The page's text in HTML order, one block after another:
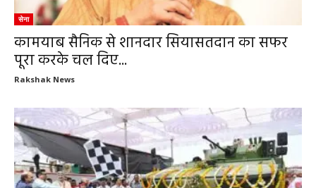
सेना
कामयाब सैनिक से शानदार सियासतदान का सफर
पूरा करके चल दिए...
Rakshak News